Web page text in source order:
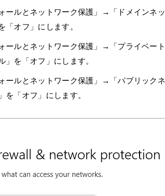
ォールとネットワーク保護」→「ドメイン
「オフ」にします。
ォールとネットワーク保護」→「プライベ
」を「オフ」にします。
ォールとネットワーク保護」→「パブリッ
を「オフ」にします。